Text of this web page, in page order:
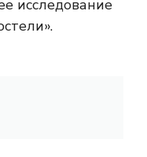
исследование